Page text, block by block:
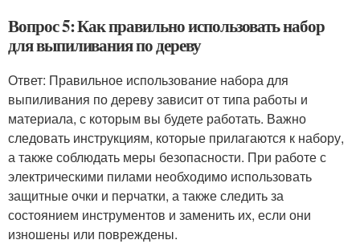
Вопрос 5: Как правильно использовать набор
для выпиливания по дереву
Ответ: Правильное использование набора для
выпиливания по дереву зависит от типа работы и
материала, с которым вы будете работать. Важно
следовать инструкциям, которые прилагаются к набору,
а также соблюдать меры безопасности. При работе с
электрическими пилами необходимо использовать
защитные очки и перчатки, а также следить за
состоянием инструментов и заменить их, если они
изношены или повреждены.